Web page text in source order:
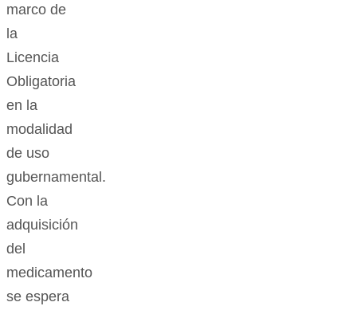
marco de
la
Licencia
Obligatoria
en la
modalidad
de uso
gubernamental.
Con la
adquisición
del
medicamento
se espera